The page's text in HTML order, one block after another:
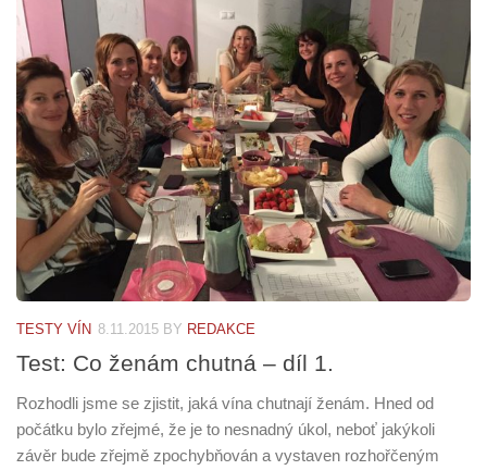
TESTY VÍN 8.11.2015 BY REDAKCE
Test: Co ženám chutná – díl 1.
Rozhodli jsme se zjistit, jaká vína chutnají ženám. Hned od
počátku bylo zřejmé, že je to nesnadný úkol, neboť jakýkoli
závěr bude zřejmě zpochybňován a vystaven rozhořčeným